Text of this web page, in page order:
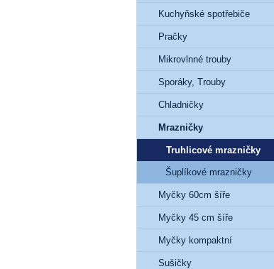
Kuchyňské spotřebiče
Pračky
Mikrovlnné trouby
Sporáky, Trouby
Chladničky
Mrazničky
Truhlicové mrazničky
Šuplíkové mrazničky
Myčky 60cm šíře
Myčky 45 cm šíře
Myčky kompaktní
Sušičky